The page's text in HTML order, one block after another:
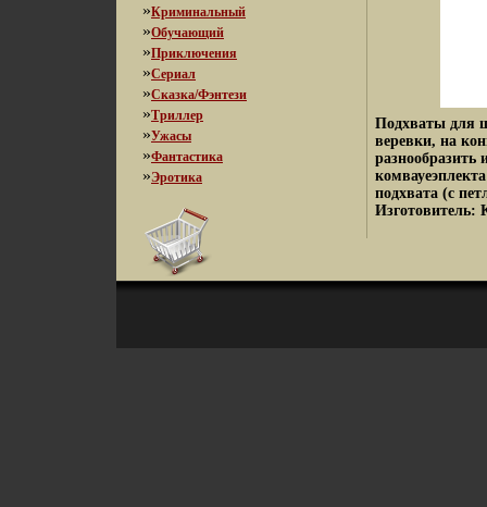
»Криминальный
»Обучающий
»Приключения
»Сериал
»Сказка/Фэнтези
»Триллер
»Ужасы
»Фантастика
»Эротика
Подхваты для
веревки, на
подхвата (с
Изготовитель: